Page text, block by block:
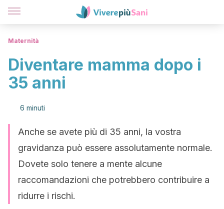
Maternità
Diventare mamma dopo i
35 anni
6 minuti
Anche se avete più di 35 anni, la vostra
gravidanza può essere assolutamente normale.
Dovete solo tenere a mente alcune
raccomandazioni che potrebbero contribuire a
ridurre i rischi.